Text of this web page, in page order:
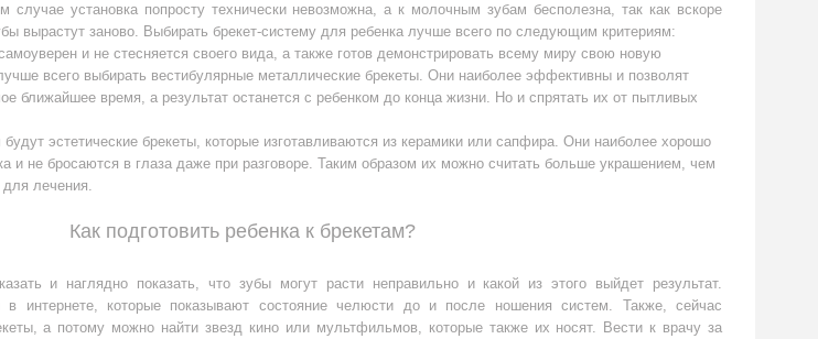
установка попросту технически невозможна, а к молочным зубам бесполезна, так как вскоре
вырастут заново. Выбирать брекет-систему для ребенка лучше всего по следующим критериям:
и не стесняется своего вида, а также готов демонстрировать всему миру свою новую
всего выбирать вестибулярные металлические брекеты. Они наиболее эффективны и позволят
ближайшее время, а результат останется с ребенком до конца жизни. Но и спрятать их от пытливых
эстетические брекеты, которые изготавливаются из керамики или сапфира. Они наиболее хорошо
и не бросаются в глаза даже при разговоре. Таким образом их можно считать больше украшением, чем
для лечения.
Как подготовить ребенка к брекетам?
и наглядно показать, что зубы могут расти неправильно и какой из этого выйдет результат.
в интернете, которые показывают состояние челюсти до и после ношения систем. Также, сейчас
а потому можно найти звезд кино или мультфильмов, которые также их носят. Вести к врачу за